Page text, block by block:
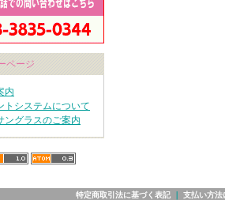
ページ
内
トシステムについて
ングラスのご案内
特定商取引法に基づく表記｜ 支払い方法